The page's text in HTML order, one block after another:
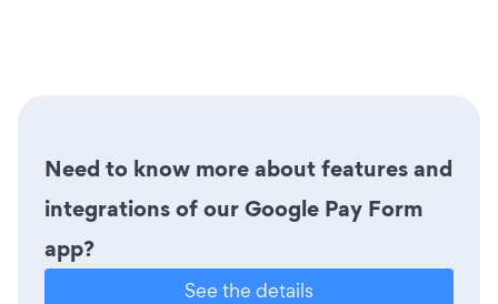
Need to know more about features and
integrations of our Google Pay Form
app?
See the details